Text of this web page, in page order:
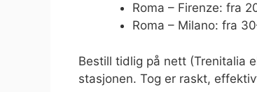
Roma – Firenze: fra
Roma – Milano: fra
Bestill tidlig på nett (Trenitalia
stasjonen. Tog er raskt,